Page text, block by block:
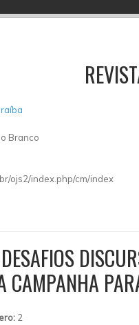
Branco
ojs2/index.php/cm/index
CAMPANHA
2